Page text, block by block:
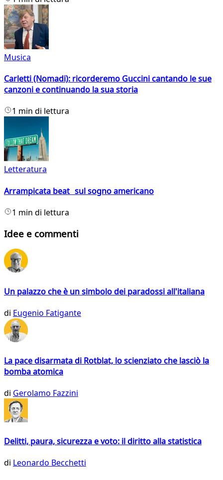
Musica
Carletti (Nomadi): ricorderemo Guccini cantando le sue
canzoni e continuando la sua storia
1 min di lettura
Letteratura
Arrampicata beat sul sogno americano
1 min di lettura
Idee e commenti
Un palazzo che è un simbolo dei paradossi all'italiana
di Eugenio Fatigante
La pace disarmata di Rotblat, lo scienziato che lasciò la
bomba atomica
di Gerolamo Fazzini
Delitti, paura, sicurezza e voto: il diritto alla statistica
di Leonardo Becchetti